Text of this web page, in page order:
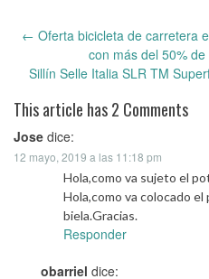
navigation
← Oferta bicicleta de carretera
con más del 50%
Sillín Selle Italia SLR TM
This article has 2 Comments
Jose dice:
12 mayo, 2019 a las 11:18 pm
Hola,como va sujeto el
Hola,como va colocado
biela.Gracias.
Responder
obarriel dice: